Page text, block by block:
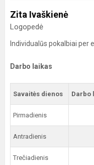
Zita Ivaškienė
Logopedė
Individualūs pokalbiai per
Darbo laikas
Savaitės dienos Darbo
Pirmadienis
Antradienis
Trečiadienis